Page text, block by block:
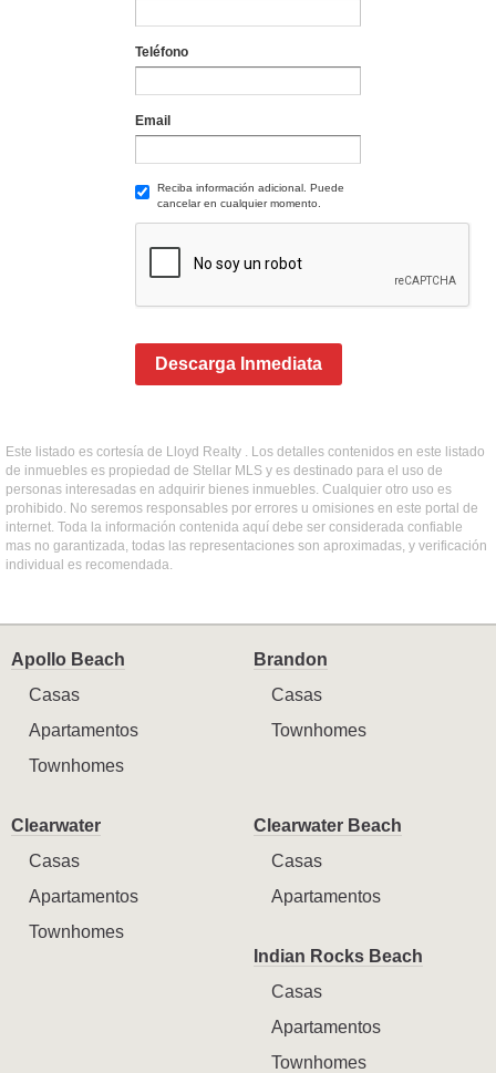
Teléfono
Email
Reciba información adicional. Puede
cancelar en cualquier momento.
Descarga Inmediata
Este listado es cortesía de Lloyd Realty . Los detalles contenidos en este listado
de inmuebles es propiedad de Stellar MLS y es destinado para el uso de
personas interesadas en adquirir bienes inmuebles. Cualquier otro uso es
prohibido. No seremos responsables por errores u omisiones en este portal de
internet. Toda la información contenida aquí debe ser considerada confiable
mas no garantizada, todas las representaciones son aproximadas, y verificación
individual es recomendada.
Apollo Beach
Casas
Apartamentos
Townhomes
Brandon
Casas
Townhomes
Clearwater
Casas
Apartamentos
Townhomes
Clearwater Beach
Casas
Apartamentos
Indian Rocks Beach
Casas
Apartamentos
Townhomes